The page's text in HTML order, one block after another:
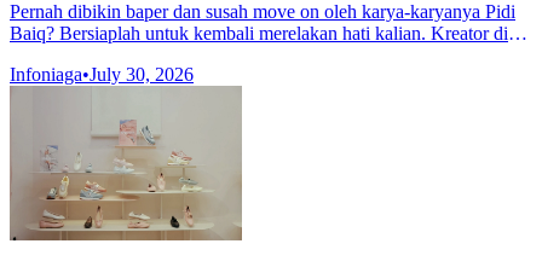
Pernah dibikin baper dan susah move on oleh karya-karyanya Pidi
Baiq? Bersiaplah untuk kembali merelakan hati kalian. Kreator di
terbarunya
Infoniaga•July 30, 2026